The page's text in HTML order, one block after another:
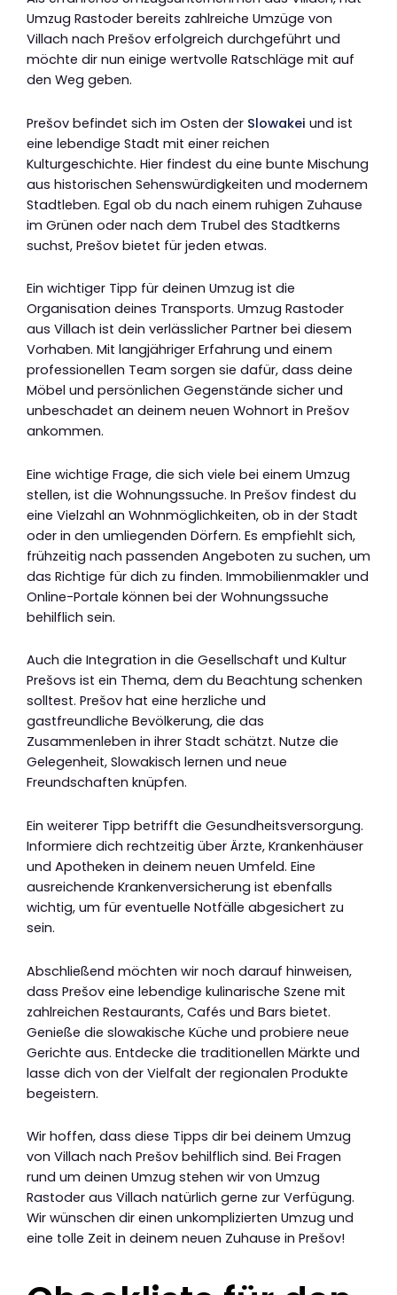
Umzug Rastoder bereits zahlreiche Umzüge von
Villach nach Prešov erfolgreich durchgeführt und
möchte dir nun einige wertvolle Ratschläge mit auf
den Weg geben.
Prešov befindet sich im Osten der Slowakei und ist
eine lebendige Stadt mit einer reichen
Kulturgeschichte. Hier findest du eine bunte Mischung
aus historischen Sehenswürdigkeiten und modernem
Stadtleben. Egal ob du nach einem ruhigen Zuhause
im Grünen oder nach dem Trubel des Stadtkerns
suchst, Prešov bietet für jeden etwas.
Ein wichtiger Tipp für deinen Umzug ist die
Organisation deines Transports. Umzug Rastoder
aus Villach ist dein verlässlicher Partner bei diesem
Vorhaben. Mit langjähriger Erfahrung und einem
professionellen Team sorgen sie dafür, dass deine
Möbel und persönlichen Gegenstände sicher und
unbeschadet an deinem neuen Wohnort in Prešov
ankommen.
Eine wichtige Frage, die sich viele bei einem Umzug
stellen, ist die Wohnungssuche. In Prešov findest du
eine Vielzahl an Wohnmöglichkeiten, ob in der Stadt
oder in den umliegenden Dörfern. Es empfiehlt sich,
frühzeitig nach passenden Angeboten zu suchen, um
das Richtige für dich zu finden. Immobilienmakler und
Online-Portale können bei der Wohnungssuche
behilflich sein.
Auch die Integration in die Gesellschaft und Kultur
Prešovs ist ein Thema, dem du Beachtung schenken
solltest. Prešov hat eine herzliche und
gastfreundliche Bevölkerung, die das
Zusammenleben in ihrer Stadt schätzt. Nutze die
Gelegenheit, Slowakisch lernen und neue
Freundschaften knüpfen.
Ein weiterer Tipp betrifft die Gesundheitsversorgung.
Informiere dich rechtzeitig über Ärzte, Krankenhäuser
und Apotheken in deinem neuen Umfeld. Eine
ausreichende Krankenversicherung ist ebenfalls
wichtig, um für eventuelle Notfälle abgesichert zu
sein.
Abschließend möchten wir noch darauf hinweisen,
dass Prešov eine lebendige kulinarische Szene mit
zahlreichen Restaurants, Cafés und Bars bietet.
Genieße die slowakische Küche und probiere neue
Gerichte aus. Entdecke die traditionellen Märkte und
lasse dich von der Vielfalt der regionalen Produkte
begeistern.
Wir hoffen, dass diese Tipps dir bei deinem Umzug
von Villach nach Prešov behilflich sind. Bei Fragen
rund um deinen Umzug stehen wir von Umzug
Rastoder aus Villach natürlich gerne zur Verfügung.
Wir wünschen dir einen unkomplizierten Umzug und
eine tolle Zeit in deinem neuen Zuhause in Prešov!